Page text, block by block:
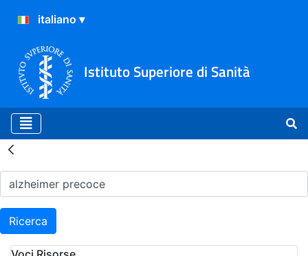
Istituto Superiore di Sanità
Risultati della Ricerca -
Ricerca